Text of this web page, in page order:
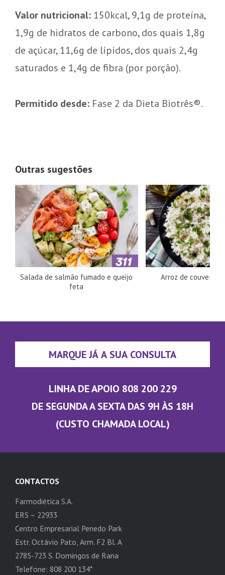
Valor nutricional: 150kcal, 9,1g de proteína,
1,9g de hidratos de carbono, dos quais 1,8g
de açúcar, 11,6g de lípidos, dos quais 2,4g
saturados e 1,4g de fibra (por porção).
Permitido desde:Fase 2 da Dieta Biotrês®.
Outras sugestões
Salada de salmão fumado e queijo
feta
Arroz de couve-
MARQUE JÁ A SUA CONSULTA
LINHA DE APOIO 808 200 229
DE SEGUNDA A SEXTA DAS 9H ÀS 18H
(CUSTO CHAMADA LOCAL)
CONTACTOS
Farmodiética S.A.
ERS – 22933
Centro Empresarial Penedo Park
Estr. Octávio Pato, Arm. F2 Bl. A
2785-723 S. Domingos de Rana
Telefone: 808 200 134*